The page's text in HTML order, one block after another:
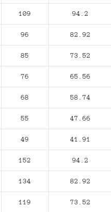
109 94.2
96 82.92
85 73.52
76 65.56
68 58.74
55 47.66
49 41.91
152 94.2
134 82.92
119 73.52